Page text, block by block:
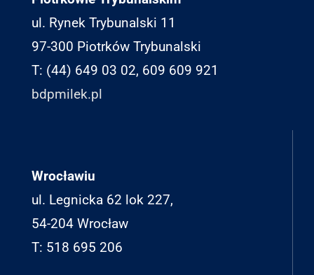
ul. Rynek Trybunalski 11
97-300 Piotrków Trybunalski
T: (44) 649 03 02, 609 609 921
bdpmilek.pl
Wrocławiu
ul. Legnicka 62 lok 227,
54-204 Wrocław
T: 518 695 206